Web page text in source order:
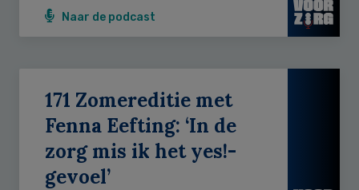
Naar de podcast
171 Zomereditie met
Fenna Eefting: ‘In de
zorg mis ik het yes!-
gevoel’